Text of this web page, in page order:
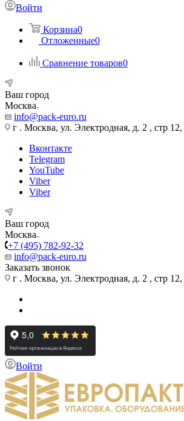
Войти
Корзина0
Отложенные0
Сравнение товаров0
Ваш город
Москва
info@pack-euro.ru
г . Москва, ул. Электродная, д. 2 , стр
Вконтакте
Telegram
YouTube
Viber
Viber
Ваш город
Москва
+7 (495) 782-92-32
info@pack-euro.ru
Заказать звонок
г . Москва, ул. Электродная, д. 2 , стр
Войти